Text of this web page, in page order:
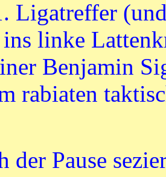
Ligatreffer
linke
Benjamin
rabiaten
der Pause